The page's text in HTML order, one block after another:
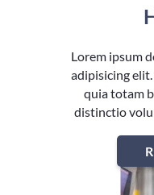
Lorem ipsum
adipisicing
quia totam
distinctio